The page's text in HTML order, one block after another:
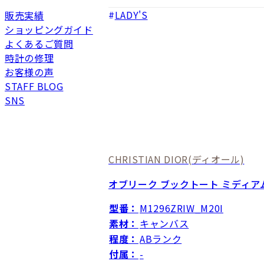
販売実績
ショッピングガイド
よくあるご質問
時計の修理
お客様の声
STAFF BLOG
SNS
LADY'S
CHRISTIAN DIOR(ディオール)
オブリーク ブックトート ミディア
型番： M1296ZRIW_M20I
素材： キャンバス
程度： ABランク
付属： -